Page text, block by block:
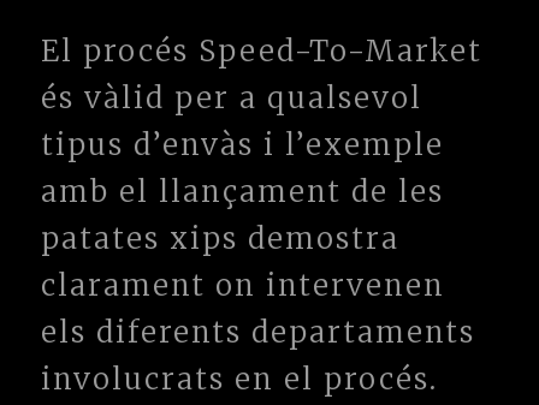
El procés Speed-To-Market
és vàlid per a qualsevol
tipus d’envàs i l’exemple
amb el llançament de les
patates xips demostra
clarament on intervenen
els diferents departaments
involucrats en el procés.